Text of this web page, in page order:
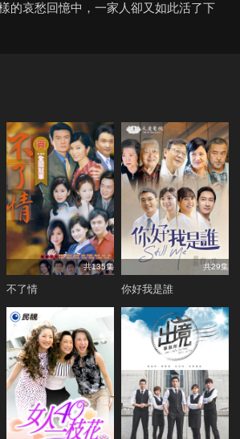
的哀愁回憶中，一家人卻又如此活了下
共135集
不了情
共29集
你好我是誰